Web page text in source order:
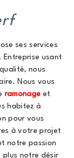
ses services
. Entreprise usant
nous
Nous vous
ramonage et
habitez à
pour vous
à votre projet
notre passion
plus notre désir